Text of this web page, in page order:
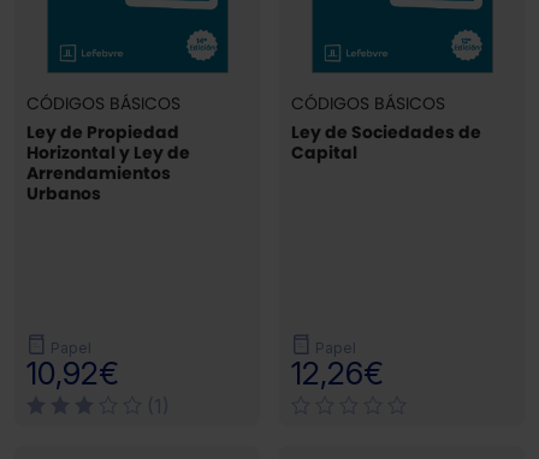
CÓDIGOS BÁSICOS
Ley de Propiedad
Horizontal y Ley de
Arrendamientos
Urbanos
Papel
10,92€
CÓDIGOS BÁSICOS
Ley de Sociedades de
Capital
Papel
12,26€